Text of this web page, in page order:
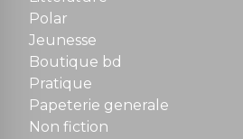
Fermé le dimanche en Juillet
NOUS CONTACTER
contact@la-griffe-noire.com
Polar
Jeunesse
Boutique bd
Pratique
Papeterie generale
Non fiction